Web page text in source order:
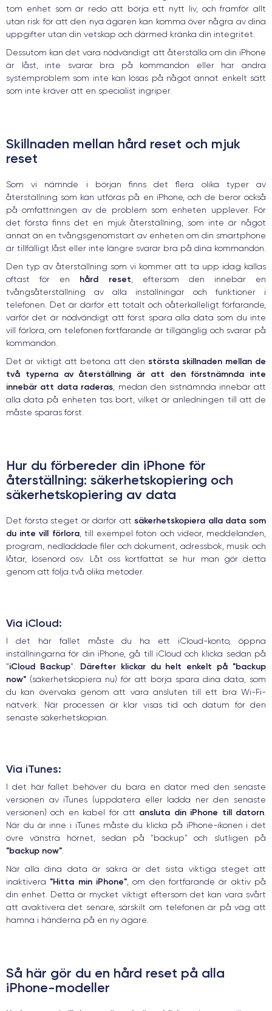
tom enhet som är redo att börja ett nytt liv, och framför allt
utan risk för att den nya ägaren kan komma över några av dina
uppgifter utan din vetskap och därmed kränka din integritet.
Dessutom kan det vara nödvändigt att återställa om din iPhone
är låst, inte svarar bra på kommandon eller har andra
systemproblem som inte kan lösas på något annat enkelt sätt
som inte kräver att en specialist ingriper.
Skillnaden mellan hård reset och mjuk
reset
Som vi nämnde i början finns det flera olika typer av
återställning som kan utföras på en iPhone, och de beror också
på omfattningen av de problem som enheten upplever. För
det första finns det en mjuk återställning, som inte är något
annat än en tvångsgenomstart av enheten om din smartphone
är tillfälligt låst eller inte längre svarar bra på dina kommandon.
Den typ av återställning som vi kommer att ta upp idag kallas
oftast för en hård reset , eftersom den innebär en
tvångsåterställning av alla inställningar och funktioner i
telefonen. Det är därför ett totalt och oåterkalleligt förfarande,
varför det är nödvändigt att först spara alla data som du inte
vill förlora, om telefonen fortfarande är tillgänglig och svarar på
kommandon.
Det är viktigt att betona att den största skillnaden mellan de
två typerna av återställning är att den förstnämnda inte
innebär att data raderas , medan den sistnämnda innebär att
alla data på enheten tas bort, vilket är anledningen till att de
måste sparas först.
Hur du förbereder din iPhone för
återställning: säkerhetskopiering och
säkerhetskopiering av data
Det första steget är därför att säkerhetskopiera alla data som
du inte vill förlora, till exempel foton och videor, meddelanden,
program, nedladdade filer och dokument, adressbok, musik och
låtar, lösenord osv. Låt oss kortfattat se hur man gör detta
genom att följa två olika metoder.
Via iCloud:
I det här fallet måste du ha ett iCloud-konto, öppna
inställningarna för din iPhone, gå till iCloud och klicka sedan på
"iCloud Backup". Därefter klickar du helt enkelt på "backup
now" (säkerhetskopiera nu) för att börja spara dina data, som
du kan övervaka genom att vara ansluten till ett bra Wi-Fi-
nätverk. När processen är klar visas tid och datum för den
senaste säkerhetskopian.
Via iTunes:
I det här fallet behöver du bara en dator med den senaste
versionen av iTunes (uppdatera eller ladda ner den senaste
versionen) och en kabel för att ansluta din iPhone till datorn
När du är inne i iTunes måste du klicka på iPhone-ikonen i det
övre vänstra hörnet, sedan på "backup" och slutligen på
"backup now"
När alla dina data är säkra är det sista viktiga steget att
inaktivera "Hitta min iPhone" , om den fortfarande är aktiv på
din enhet. Detta är mycket viktigt eftersom det kan vara svårt
att avaktivera det senare, särskilt om telefonen är på väg att
hamna i händerna på en ny ägare.
Så här gör du en hård reset på alla
iPhone-modeller